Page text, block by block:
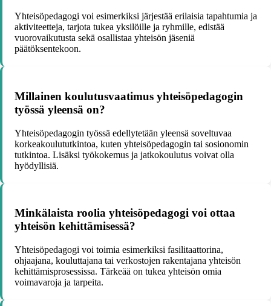
Yhteisöpedagogi voi esimerkiksi järjestää erilaisia tapahtumia ja
aktiviteetteja, tarjota tukea yksilöille ja ryhmille, edistää
vuorovaikutusta sekä osallistaa yhteisön jäseniä
päätöksentekoon.
Millainen koulutusvaatimus yhteisöpedagogin
työssä yleensä on?
Yhteisöpedagogin työssä edellytetään yleensä soveltuvaa
korkeakoulututkintoa, kuten yhteisöpedagogin tai sosionomin
tutkintoa. Lisäksi työkokemus ja jatkokoulutus voivat olla
hyödyllisiä.
Minkälaista roolia yhteisöpedagogi voi ottaa
yhteisön kehittämisessä?
Yhteisöpedagogi voi toimia esimerkiksi fasilitaattorina,
ohjaajana, kouluttajana tai verkostojen rakentajana yhteisön
kehittämisprosessissa. Tärkeää on tukea yhteisön omia
voimavaroja ja tarpeita.